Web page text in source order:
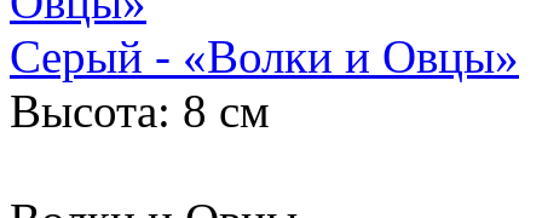
Серый - «Волки и Овцы»
Высота: 8 см